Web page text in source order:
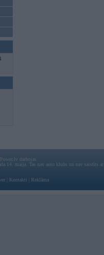
darbojas
14. maija. Tas nav auto klubs un nav saistīts ar
Kontakti Reklāma